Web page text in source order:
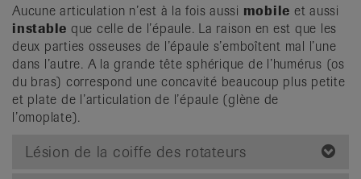
Aucune articulation n’est à la fois aussi mobile et aussi
instable que celle de l’épaule. La raison en est que les
deux parties osseuses de l’épaule s’emboîtent mal l’une
dans l’autre. A la grande tête sphérique de l’humérus (os
du bras) correspond une concavité beaucoup plus petite
et plate de l’articulation de l’épaule (glène de
l’omoplate).
Lésion de la coiffe des rotateurs